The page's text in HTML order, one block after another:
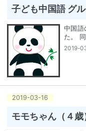
子ども中国語 グ
中国語
た。
2019-
2019-03-16
モモちゃん（４